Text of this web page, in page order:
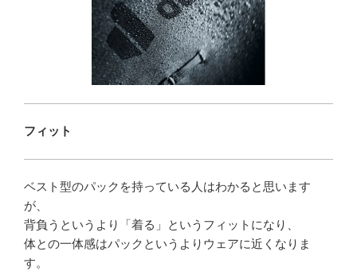
フィット
ベスト型のパックを持っている人はわかると思います
が、
背負うというより「着る」というフィットになり、
体との一体感はパックというよりウェアに近くなりま
す。